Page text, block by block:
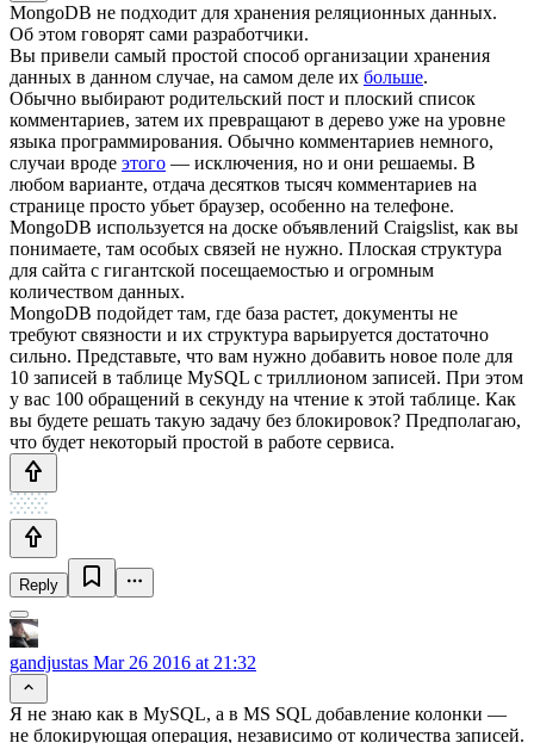
MongoDB не подходит для хранения реляционных данных.
Об этом говорят сами разработчики.
Вы привели самый простой способ организации хранения
данных в данном случае, на самом деле их больше.
Обычно выбирают родительский пост и плоский список
комментариев, затем их превращают в дерево уже на уровне
языка программирования. Обычно комментариев немного,
случаи вроде этого — исключения, но и они решаемы. В
любом варианте, отдача десятков тысяч комментариев на
странице просто убьет браузер, особенно на телефоне.
MongoDB используется на доске объявлений Craigslist, как вы
понимаете, там особых связей не нужно. Плоская структура
для сайта с гигантской посещаемостью и огромным
количеством данных.
MongoDB подойдет там, где база растет, документы не
требуют связности и их структура варьируется достаточно
сильно. Представьте, что вам нужно добавить новое поле для
10 записей в таблице MySQL с триллионом записей. При этом
у вас 100 обращений в секунду на чтение к этой таблице. Как
вы будете решать такую задачу без блокировок? Предполагаю,
что будет некоторый простой в работе сервиса.
Reply
gandjustas Mar 26 2016 at 21:32
Я не знаю как в MySQL, а в MS SQL добавление колонки —
не блокирующая операция, независимо от количества записей.